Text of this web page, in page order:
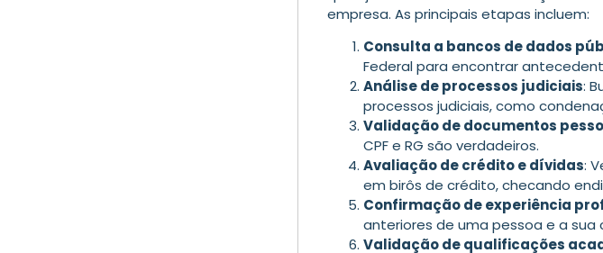
empresa. As principais etapas incluem:
Consulta a bancos de dados
Federal para encontrar
Análise de processos judiciais:
processos judiciais, como
Validação de documentos
CPF e RG são verdadeiros.
Avaliação de crédito e dívidas:
em birôs de crédito, checando
Confirmação de experiência
anteriores de uma pessoa e a sua
Validação de qualificações